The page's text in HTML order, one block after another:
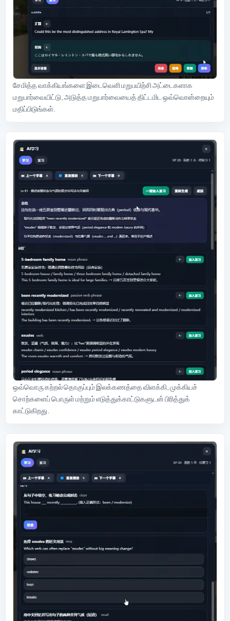
சேமித்த வாக்கியங்களை இடைவெளி மறுபயிற்சி அட்டைகளாக
மறுபார்வையிட்டு, அடுத்த மறுபார்வையைத் திட்டமிட ஒவ்வொன்றையும்
மதிப்பிடுங்கள்.
ஒவ்வொரு கற்றல் தொகுப்பும் இலக்கணத்தை விளக்கி, முக்கியச்
சொற்களைப் பொருள் மற்றும் எடுத்துக்காட்டுகளுடன் பிரித்துக்
காட்டுகிறது.